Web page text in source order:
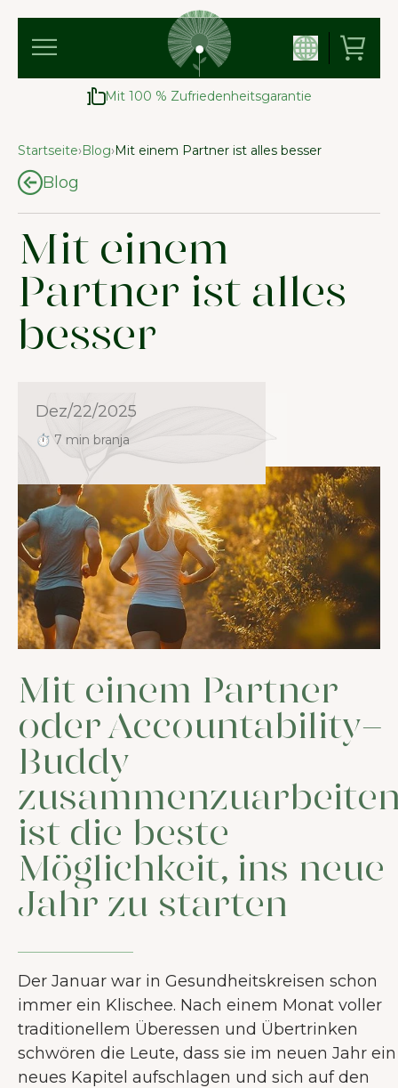
Mit 100 % Zufriedenheitsgarantie
Startseite›Blog›Mit einem Partner ist alles besser
Blog
Mit einem
Partner ist alles
besser
Dez/22/2025
⏱ 7 min branja
Mit einem Partner
oder Accountability-
Buddy
ist die beste
Möglichkeit, ins neue
Jahr zu starten
Der Januar war in Gesundheitskreisen schon
immer ein Klischee. Nach einem Monat voller
traditionellem Überessen und Übertrinken
schwören die Leute, dass sie im neuen Jahr ein
neues Kapitel aufschlagen und sich auf den